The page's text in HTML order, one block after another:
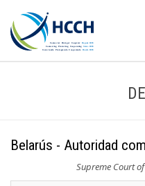
Belarús - Autoridad
Supreme Court